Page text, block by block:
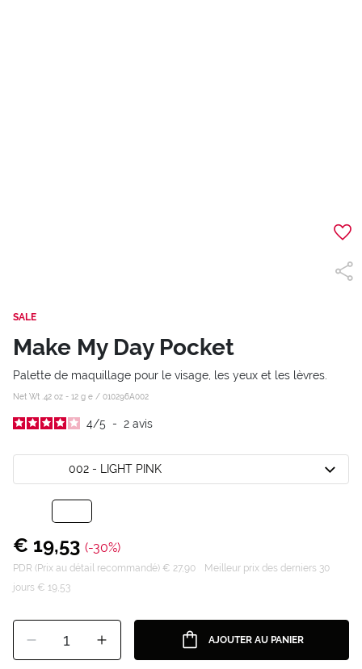
SALE
Make My Day Pocket
Palette de maquillage pour le visage, les yeux et les lèvres.
Net Wt .42 oz - 12 g e / 010296A002
4/5 - 2 avis
002 - LIGHT PINK
€ 19,53 (-30%)
PDR (Prix au détail recommandé) € 27,90
Meilleur prix des derniers 30
jours € 19,53
1 AJOUTER AU PANIER